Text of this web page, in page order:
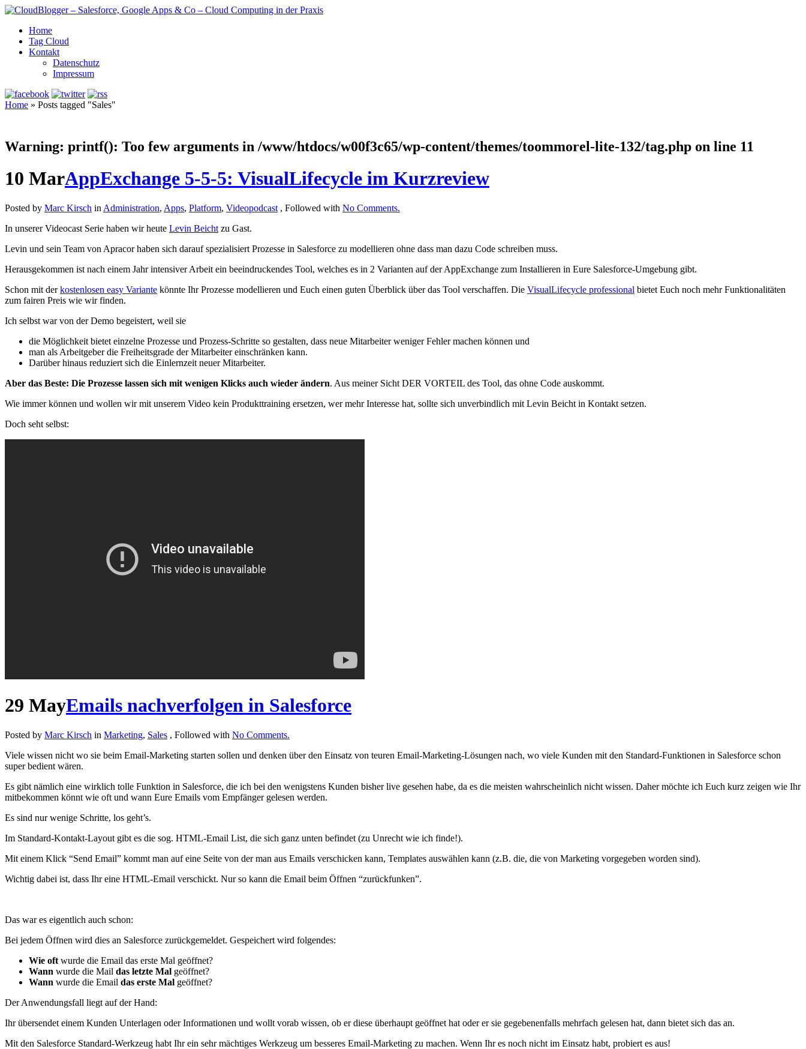
Home
Tag Cloud
Kontakt
Datenschutz
Impressum
Home » Posts tagged "Sales"
Warning: printf(): Too few arguments in /www/htdocs/w00f3c65/wp-content/themes/toommorel-lite-132/tag.php on line 11
10 MarAppExchange 5-5-5: VisualLifecycle im Kurzreview
Posted by Marc Kirsch in Administration, Apps, Platform, Videopodcast , Followed with No Comments.
In unserer Videocast Serie haben wir heute Levin Beicht zu Gast.
Levin und sein Team von Apracor haben sich darauf spezialisiert Prozesse in Salesforce zu modellieren ohne dass man dazu Code schreiben muss.
Herausgekommen ist nach einem Jahr intensiver Arbeit ein beeindruckendes Tool, welches es in 2 Varianten auf der AppExchange zum Installieren in Eure Salesforce-Umgebung gibt.
Schon mit derkostenlosen easy Variante könnte Ihr Prozesse modellieren und Euch einen guten Überblick über das Tool verschaffen. Die VisualLifecycle professional bietet Euch noch mehr Funktionalitäten
zum fairen Preis wie wir finden.
Ich selbst war von der Demo begeistert, weil sie
die Möglichkeit bietet einzelne Prozesse und Prozess-Schritte so gestalten, dass neue Mitarbeiter weniger Fehler machen können und
man als Arbeitgeber die Freiheitsgrade der Mitarbeiter einschränken kann.
Darüber hinaus reduziert sich die Einlernzeit neuer Mitarbeiter.
Aber das Beste: Die Prozesse lassen sich mit wenigen Klicks auch wieder ändern. Aus meiner Sicht DER VORTEIL des Tool, das ohne Code auskommt.
Wie immer können und wollen wir mit unserem Video kein Produkttraining ersetzen, wer mehr Interesse hat, sollte sich unverbindlich mit Levin Beicht in Kontakt setzen.
Doch seht selbst:
29 MayEmails nachverfolgen in Salesforce
Posted by Marc Kirsch in Marketing, Sales , Followed with No Comments.
Viele wissen nicht wo sie beim Email-Marketing starten sollen und denken über den Einsatz von teuren Email-Marketing-Lösungen nach, wo viele Kunden mit den Standard-Funktionen in Salesforce schon
super bedient wären.
Es gibt nämlich eine wirklich tolle Funktion in Salesforce, die ich bei den wenigstens Kunden bisher live gesehen habe, da es die meisten wahrscheinlich nicht wissen. Daher möchte ich Euch kurz zeigen wie Ihr
mitbekommen könnt wie oft und wann Eure Emails vom Empfänger gelesen werden.
Es sind nur wenige Schritte, los geht’s.
Im Standard-Kontakt-Layout gibt es die sog. HTML-Email List, die sich ganz unten befindet (zu Unrecht wie ich finde!).
Mit einem Klick “Send Email” kommt man auf eine Seite von der man aus Emails verschicken kann, Templates auswählen kann (z.B. die, die von Marketing vorgegeben worden sind).
Wichtig dabei ist, dass Ihr eine HTML-Email verschickt. Nur so kann die Email beim Öffnen “zurückfunken”.
Das war es eigentlich auch schon:
Bei jedem Öffnen wird dies an Salesforce zurückgemeldet. Gespeichert wird folgendes:
Wie oft wurde die Email das erste Mal geöffnet?
Wann wurde die Mail das letzte Mal geöffnet?
Wann wurde die Email das erste Mal geöffnet?
Der Anwendungsfall liegt auf der Hand:
Ihr übersendet einem Kunden Unterlagen oder Informationen und wollt vorab wissen, ob er diese überhaupt geöffnet hat oder er sie gegebenenfalls mehrfach gelesen hat, dann bietet sich das an.
Mit den Salesforce Standard-Werkzeug habt Ihr ein sehr mächtiges Werkzeug um besseres Email-Marketing zu machen. Wenn Ihr es noch nicht im Einsatz habt, probiert es aus!